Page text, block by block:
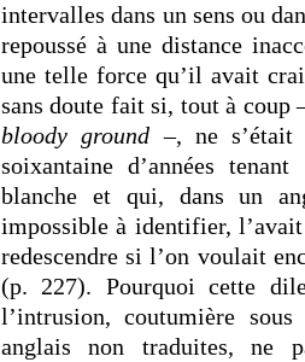
intervalles dans un sens ou
repoussé à une distance
une telle force qu’il avait
sans doute fait si, tout à coup
bloody ground –, ne s’était
soixantaine d’années
blanche et qui, dans un
impossible à identifier,
redescendre si l’on voulait
(p. 227). Pourquoi cette
l’intrusion, coutumière
anglais non traduites, ne